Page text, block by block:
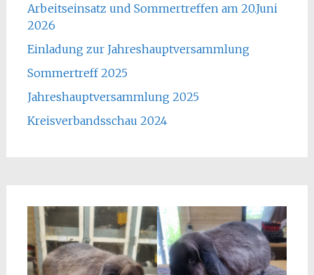
Arbeitseinsatz und Sommertreffen am 20.Juni
2026
Einladung zur Jahreshauptversammlung
Sommertreff 2025
Jahreshauptversammlung 2025
Kreisverbandsschau 2024